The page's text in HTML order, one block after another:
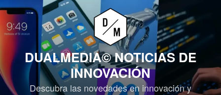
Saltar
contenido
DUALMEDIA© NOTICIAS DE
INNOVACIÓN
Descubra las novedades en innovación y